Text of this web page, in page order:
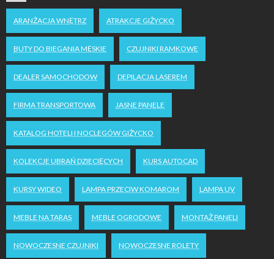
ARANŻACJA WNĘTRZ ATRAKCJE GIŻYCKO
BUTY DO BIEGANIA MĘSKIE CZUJNIKI RAMKOWE
DEALER SAMOCHODOW DEPILACJA LASEREM
FIRMA TRANSPORTOWA JASNE PANELE
KATALOG HOTELI I NOCLEGÓW GIŻYCKO
KOLEKCJE UBRAŃ DZIECIĘCYCH KURS AUTOCAD
KURSY WIDEO LAMPA PRZECIW KOMAROM LAMPA UV
MEBLE NA TARAS MEBLE OGRODOWE MONTAŻ PANELI
NOWOCZESNE CZUJNIKI NOWOCZESNE ROLETY